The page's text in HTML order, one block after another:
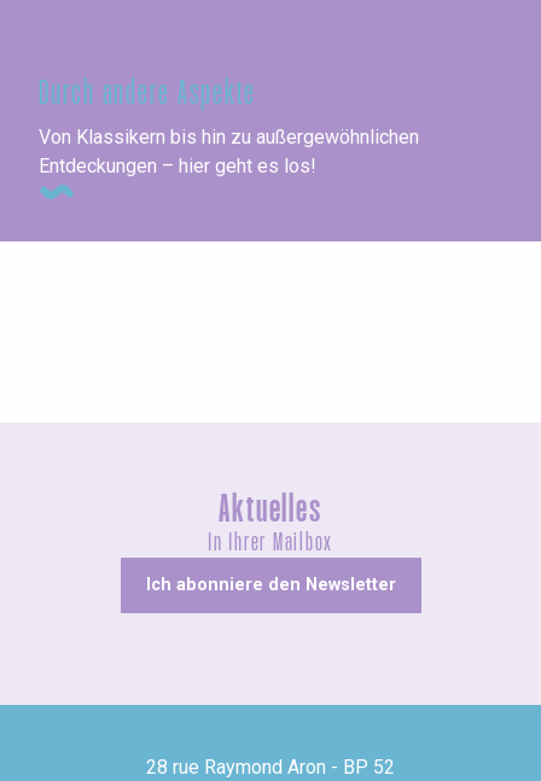
Durch andere Aspekte
Von Klassikern bis hin zu außergewöhnlichen
Entdeckungen – hier geht es los!
Aktuelles
In Ihrer Mailbox
Ich abonniere den Newsletter
28 rue Raymond Aron - BP 52